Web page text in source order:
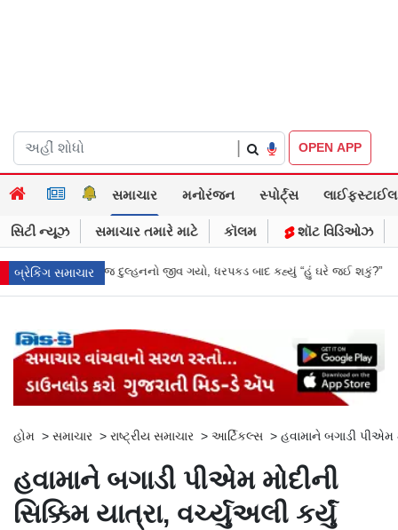
OPEN APP
સમાચાર મનોરંજન સ્પોર્ટ્સ લાઈફસ્ટાઈલ
સિટી ન્યૂઝ સમાચાર તમારે માટે કૉલમ શૉટ વિડિઓઝ
બ્રેકિંગ સમાચાર
બાદ કહ્યું “હું ઘરે જઈ શકું?” ‘હું બાબા બાગેશ્વર નથી...’: IIT દિલ્હીમાં
હોમ > સમાચાર > રાષ્ટ્રીય સમાચાર > આર્ટિકલ્સ > હવામાને બગાડી પીએમ
હવામાને બગાડી પીએમ મોદીની
સિક્કિમ યાત્રા, વર્ચ્યુઅલી કર્યું